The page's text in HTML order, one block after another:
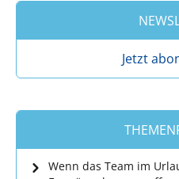
Jetzt
Wenn das Team im